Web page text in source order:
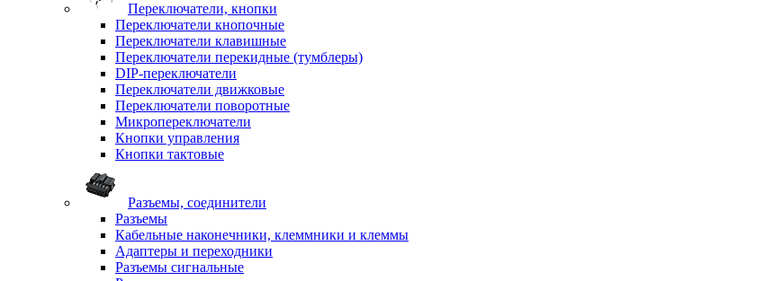
Переключатели, кнопки
Переключатели кнопочные
Переключатели клавишные
Переключатели перекидные (тумблеры)
DIP-переключатели
Переключатели движковые
Переключатели поворотные
Микропереключатели
Кнопки управления
Кнопки тактовые
Разъемы, соединители
Разъемы
Кабельные наконечники, клеммники и клеммы
Адаптеры и переходники
Разъемы сигнальные